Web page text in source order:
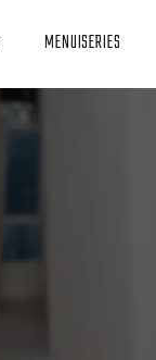
MENUISERIES